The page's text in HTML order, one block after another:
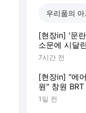
[현장in] '문
소문에 시달
름 피서객 급증
7시간 전
[현장in] "에
원" 창원
이용객 볼멘소
1일 전